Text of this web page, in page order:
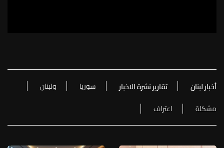
أخبار لبنان تقارير نشرة الاخبار سوريا
ولبنان
مشكلة
اعتراف